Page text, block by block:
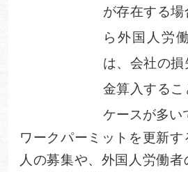
が存在する
ら外国人労
は、会社の
金算入する
ケースが多い
ワークパーミットを更新
人の募集や、外国人労働